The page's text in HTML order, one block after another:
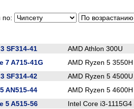
по:
SF314-41 AMD Athlon 300U
7 A715-41G AMD Ryzen 5 3550H
SF314-42 AMD Ryzen 5 4500U
AN515-44 AMD Ryzen 5 4600H
5 A515-56 Intel Core i3-1115G4